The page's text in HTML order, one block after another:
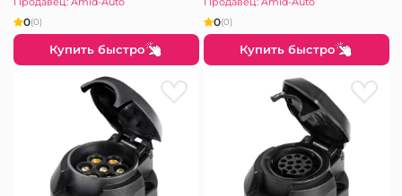
0(0)
Купить быстро
0(0)
Купить быстро